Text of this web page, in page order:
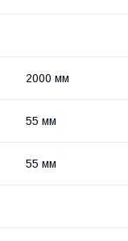
2000 мм
55 мм
55 мм